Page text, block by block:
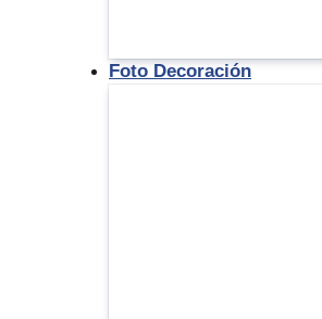
Foto Decoración